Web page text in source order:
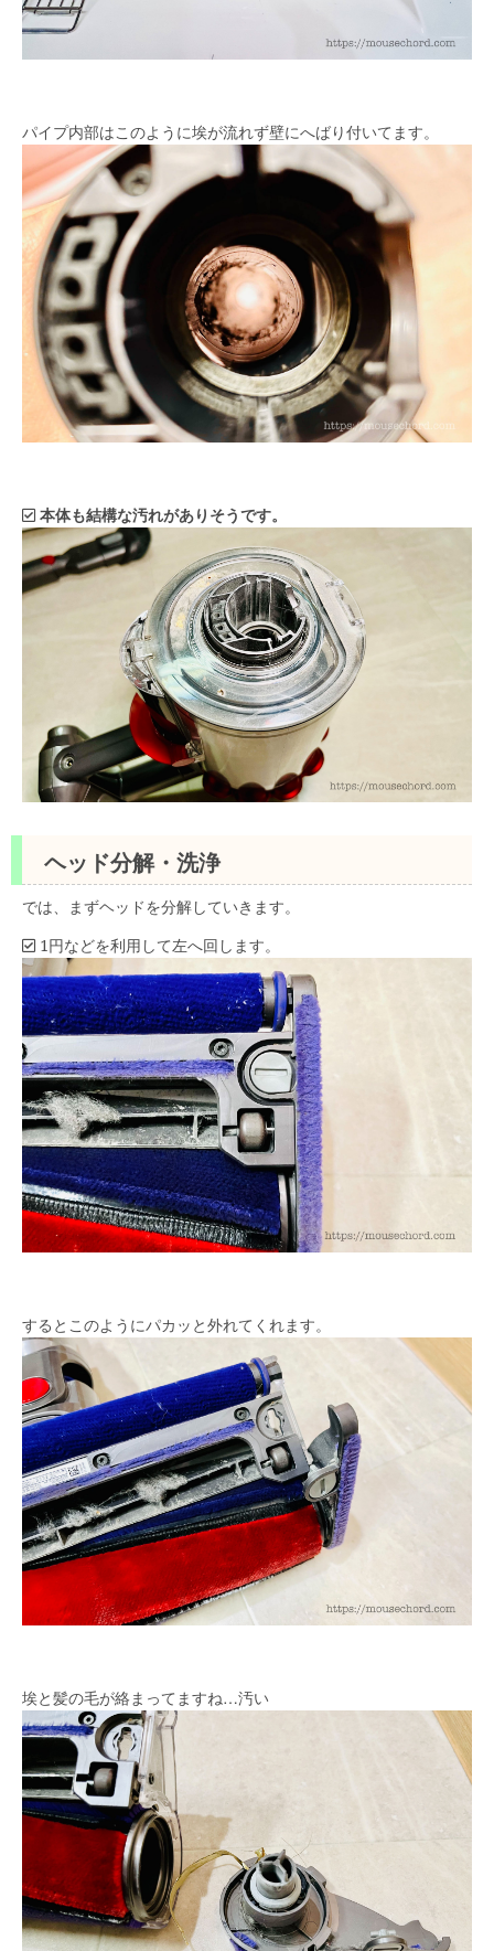
パイプ内部はこのように埃が流れず壁にへばり付いてます。
本体も結構な汚れがありそうです。
ヘッド分解・洗浄
では、まずヘッドを分解していきます。
1円などを利用して左へ回します。
するとこのようにパカッと外れてくれます。
埃と髪の毛が絡まってますね…汚い